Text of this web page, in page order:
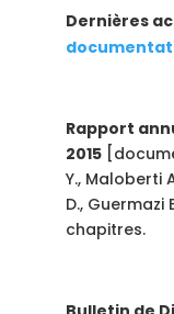
Dernières
Rapport
2015
Y., Maloberti
D., Guermazi
chapitres.